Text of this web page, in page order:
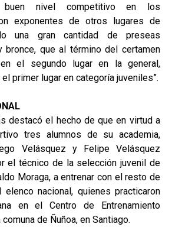
buen nivel competitivo en los
exponentes de otros lugares de
una gran cantidad de preseas
bronce, que al término del certamen
el segundo lugar en la general,
primer lugar en categoría juveniles”.
destacó el hecho de que en virtud a
tres alumnos de su academia,
Velásquez y Felipe Velásquez
el técnico de la selección juvenil de
Moraga, a entrenar con el resto de
nacional, quienes practicaron
en el Centro de Entrenamiento
de Ñuñoa, en Santiago.